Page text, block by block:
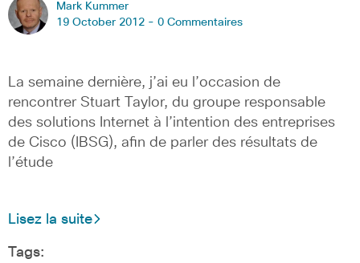
Mark Kummer
19 October 2012 - 0 Commentaires
La semaine dernière, j’ai eu l’occasion de
rencontrer Stuart Taylor, du groupe responsable
des solutions Internet à l’intention des entreprises
de Cisco (IBSG), afin de parler des résultats de
l’étude
Lisez la suite
Tags: